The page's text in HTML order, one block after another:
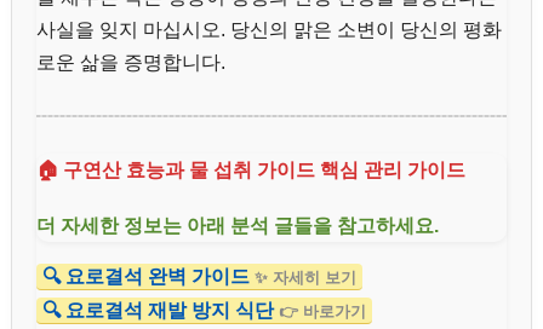
사실을 잊지 마십시오. 당신의 맑은 소변이 당신의 평화
로운 삶을 증명합니다.
🏠 구연산 효능과 물 섭취 가이드 핵심 관리 가이드
더 자세한 정보는 아래 분석 글들을 참고하세요.
🔍 요로결석 완벽 가이드 ✨ 자세히 보기
🔍 요로결석 재발 방지 식단 👉 바로가기